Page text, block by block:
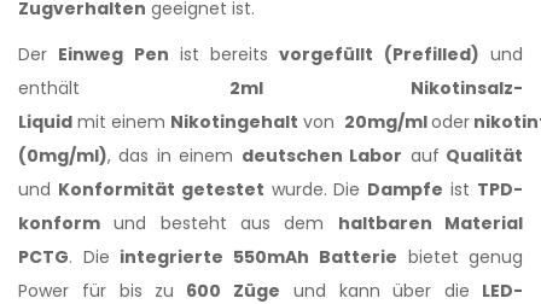
Zugverhalten geeignet ist.
Der Einweg Pen ist bereitsvorgefüllt (Prefilled) und
enthält 2ml Nikotinsalz-
Liquid mit einem Nikotingehalt von 20mg/mloder
(0mg/ml), das in einem deutschen Labor auf Qualität
und Konformität getestet wurde. Die Dampfe ist TPD-
konform und besteht aus dem haltbaren Material
PCTG. Die integrierte 550mAh Batterie bietet genug
Power für bis zu 600 Züge und kann über die LED-